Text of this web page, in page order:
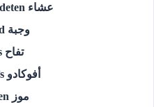
عشاء diner / avondeten
وجبة maaltijd
تفاح appels
أفوكادو Avocado’s
موز Bananen